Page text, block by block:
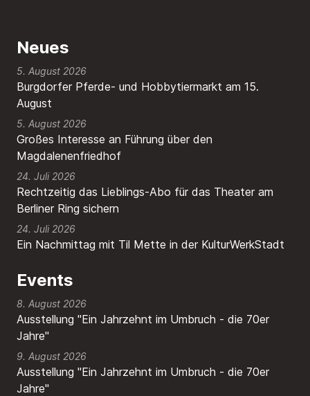
Neues
Burgdorfer Pferde- und Hobbytiermarkt am 15.
August
5. August 2026
Großes Interesse an Führung über den
Magdalenenfriedhof
5. August 2026
Rechtzeitig das Lieblings-Abo für das Theater am
Berliner Ring sichern
24. Juli 2026
Ein Nachmittag mit Til Mette in der KulturWerkStadt
24. Juli 2026
Events
8. August 2026
Ausstellung "Ein Jahrzehnt im Umbruch - die 70er
Jahre"
9. August 2026
Ausstellung "Ein Jahrzehnt im Umbruch - die 70er
Jahre"